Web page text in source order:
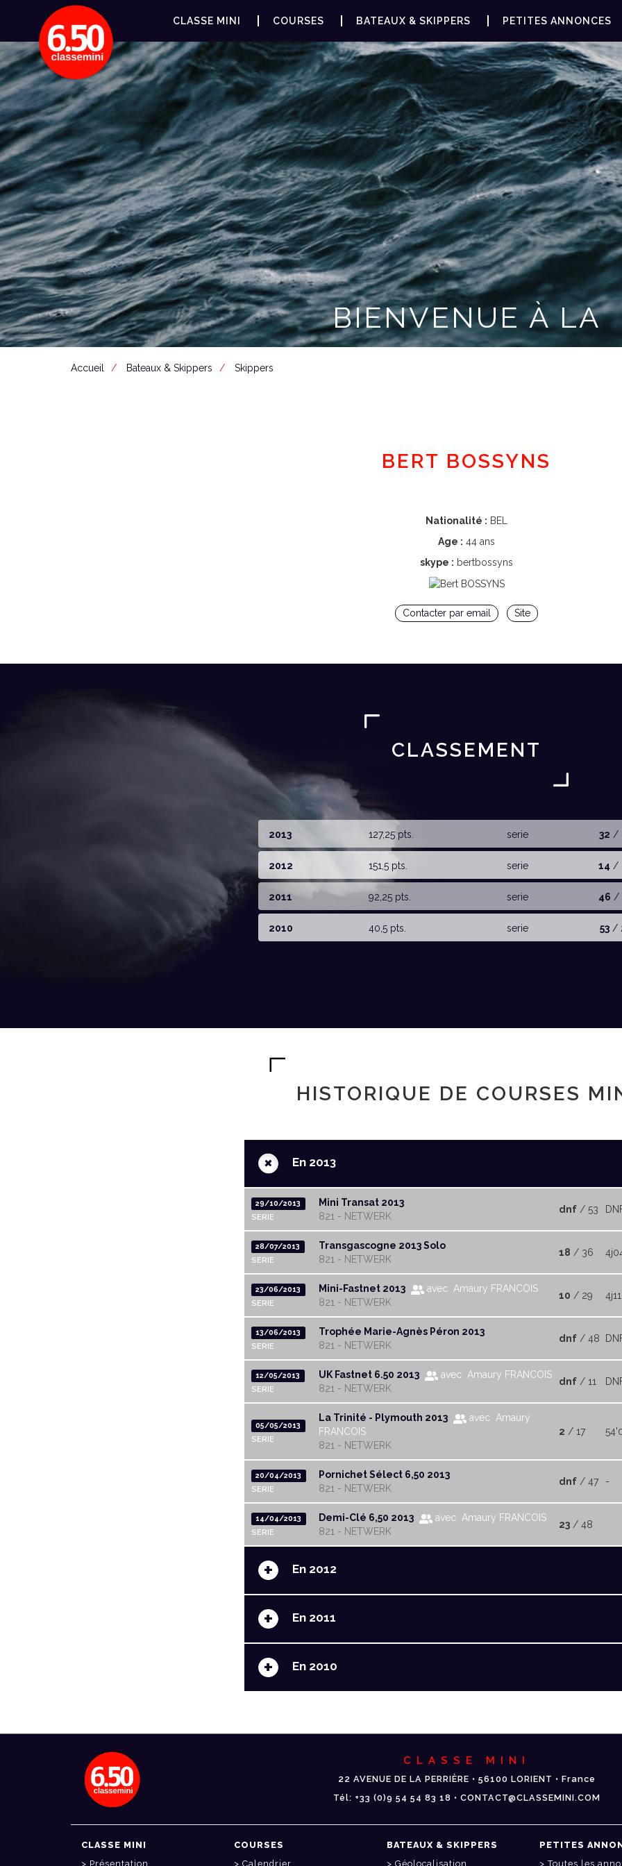
CLASSE MINI COURSES BATEAUX & SKIPPERS PETITES ANNONCES
BIENVENUE À LA
Accueil Bateaux & Skippers Skippers
BERT BOSSYNS
Nationalité : BEL
Age : 44 ans
skype : bertbossyns
Contacter par email Site
CLASSEMENT
2013 127,25 pts. serie 32 /
2012 151,5 pts. serie 14 /
2011 92,25 pts. serie 46 /
2010 40,5 pts. serie 53/
HISTORIQUE DE COURSES
+ En 2013
29/10/2013
SERIE
Mini Transat 2013
821 - NETWERK
dnf / 53
28/07/2013
SERIE
Transgascogne 2013 Solo
821 - NETWERK
18 / 36
23/06/2013
SERIE
Mini-Fastnet 2013
avec Amaury FRANCOIS
821 - NETWERK
10 / 29
13/06/2013
SERIE
Trophée Marie-Agnès Péron 2013
821 - NETWERK
dnf / 48
12/05/2013
SERIE
UK Fastnet 6.50 2013
avec Amaury FRANCOIS
821 - NETWERK
dnf / 11
05/05/2013
SERIE
La Trinité - Plymouth 2013
avec Amaury
FRANCOIS
821 - NETWERK
2 / 17
20/04/2013
SERIE
Pornichet Sélect 6,50 2013
821 - NETWERK
dnf / 47 -
14/04/2013
SERIE
Demi-Clé 6,50 2013
avec Amaury FRANCOIS
821 - NETWERK
23 / 48
+ En 2012
+ En 2011
+ En 2010
CLASSE MINI
22 AVENUE DE LA PERRIÈRE • 56100 LORIENT • France
Tél: +33 (0)9 54 54 83 18 • CONTACT@CLASSEMINI.COM
CLASSE MINI
Présentation
COURSES
Calendrier
BATEAUX & SKIPPERS
Géolocalisation
PETITES
Toutes les